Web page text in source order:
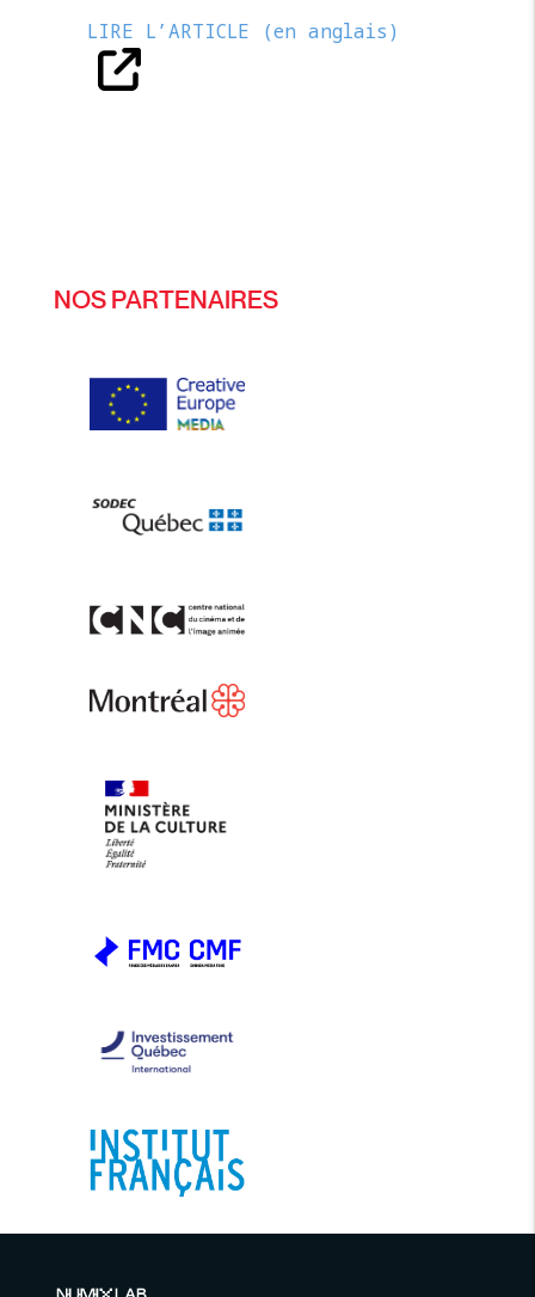
LIRE L’ARTICLE (en anglais)
NOS PARTENAIRES